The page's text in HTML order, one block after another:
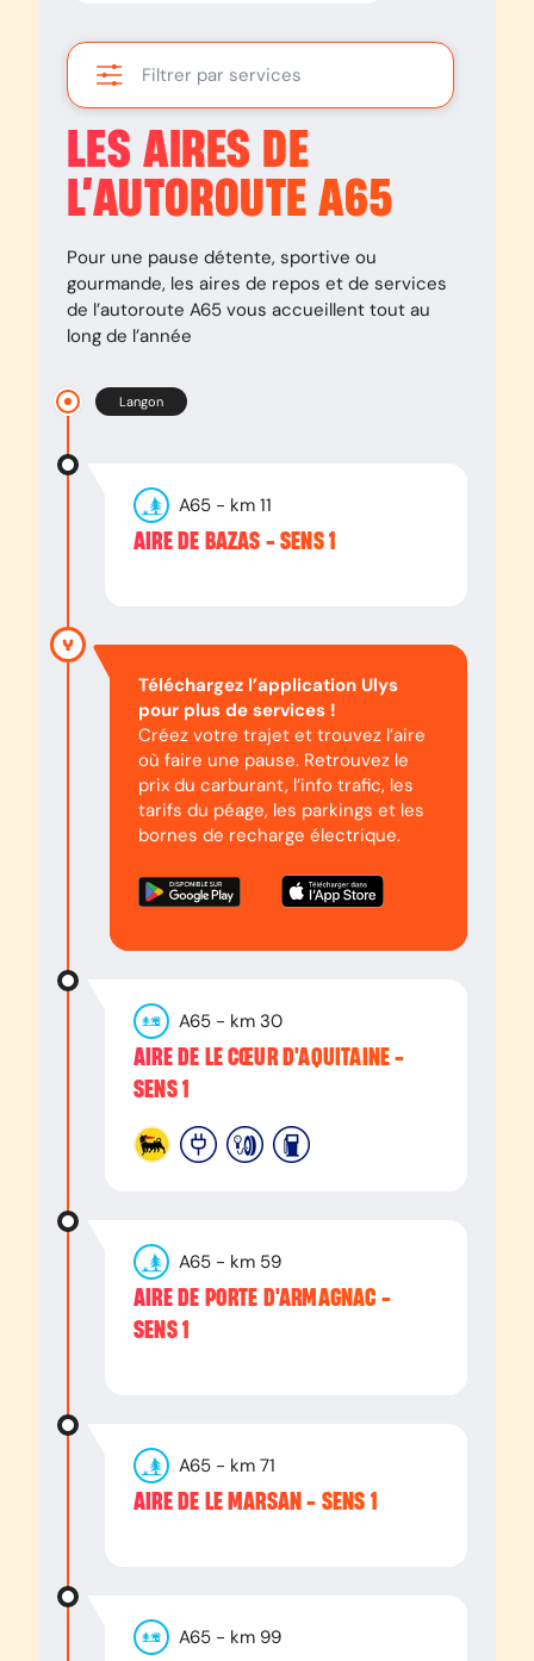
Filtrer par services
LES AIRES DE
L’AUTOROUTE A65
Pour une pause détente, sportive ou
gourmande, les aires de repos et de services
de l’autoroute A65 vous accueillent tout au
long de l’année
Langon
A65 - km 11
AIRE DE BAZAS - SENS 1
Téléchargez l’application Ulys
pour plus de services !
Créez votre trajet et trouvez l’aire
où faire une pause. Retrouvez le
prix du carburant, l’info trafic, les
tarifs du péage, les parkings et les
bornes de recharge électrique.
A65 - km 30
AIRE DE LE CŒUR D'AQUITAINE -
SENS 1
A65 - km 59
AIRE DE PORTE D'ARMAGNAC -
SENS 1
A65 - km 71
AIRE DE LE MARSAN - SENS 1
A65 - km 99